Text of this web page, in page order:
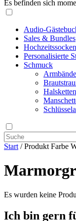
Es befinden sich
Audio-
Sales & Bundles
Hochzeitssocken
Personalisierte
Schmuck
Halsketten
Start / Produkt Farbe
Es wurden keine
Ich bin gern